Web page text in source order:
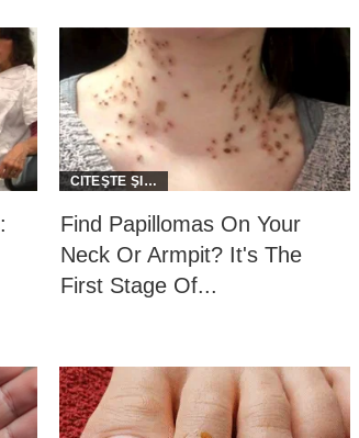
Find Papillomas On Your
Neck Or Armpit? It's The
First Stage Of...